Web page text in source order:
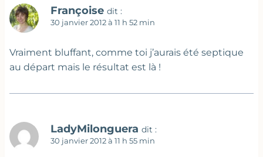
Françoise dit :
30 janvier 2012 à 11 h 52 min
Vraiment bluffant, comme toi j’aurais été septique
au départ mais le résultat est là !
LadyMilonguera dit :
30 janvier 2012 à 11 h 55 min